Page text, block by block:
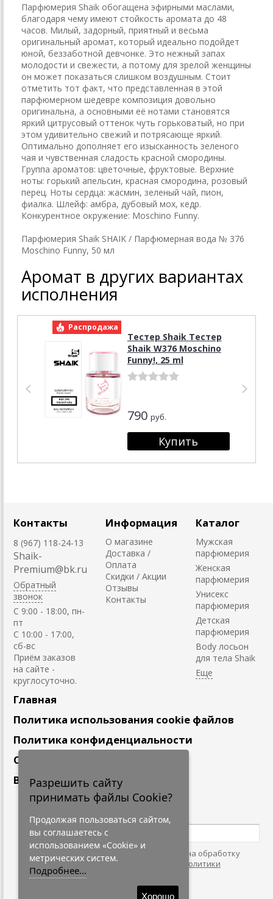
Парфюмерия Shaik обогащена эфирными маслами,
благодаря чему имеют стойкость аромата до 48
часов. Милый, задорный, приятный и весьма
оригинальный аромат, который идеально подойдет
юной, беззаботной девчонке. Это нежный запах
молодости и свежести, а потому для зрелой женщины
он может показаться слишком воздушным. Стоит
отметить тот факт, что представленная в этой
парфюмерном шедевре композиция довольно
оригинальна, а основными её нотами становятся
яркий цитрусовый оттенок чуть горьковатый, но при
этом удивительно свежий и потрясающе яркий.
Оптимально дополняет его изысканность зеленого
чая и чувственная сладость красной смородины.
Группа ароматов: цветочные, фруктовые. Верхние
ноты: горький апельсин, красная смородина, розовый
перец. Ноты сердца: жасмин, зеленый чай, пион,
фиалка. Шлейф: амбра, дубовый мох, кедр.
Конкурентное окружение: Moschino Funny.
Парфюмерия Shaik SHAIK / Парфюмерная вода № 376
Moschino Funny, 50 мл
Аромат в других вариантах
исполнения
Распродажа
Тестер Shaik Тестер
Shaik W376 Moschino
Funny!, 25 ml
790 руб.
Контакты
8 (967) 118-24-13
Shaik-
Premium@bk.ru
Обратный
звонок
C 9:00 - 18:00, пн-
пт
С 10:00 - 17:00,
сб-вс
Приём заказов
на сайте -
круглосуточно.
Информация
О магазине
Доставка /
Оплата
Скидки / Акции
Отзывы
Контакты
Каталог
Мужская
парфюмерия
Женская
парфюмерия
Унисекс
парфюмерия
Детская
парфюмерия
Body лосьон
для тела Shaik
Главная
Политика использования cookie файлов
Политика конфиденциальности
Сотрудничество
Вакансии
Подпишитесь
Нажимая на кнопку, я даю согласие на обработку
персональных данных. С условиями
"Политики
Конфидециальности"
Разрешить сайту
принимать файлы Cookie?
Продолжая пользоваться сайтом,
вы соглашаетесь с
использованием «Cookie» и
метрических систем.
Подробнее...
Хорошо